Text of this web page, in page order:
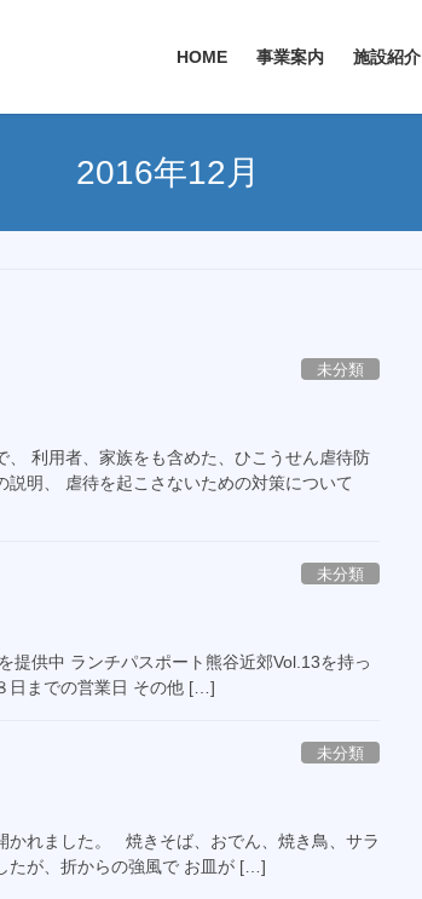
HOME 事業案内 施設紹介
2016年12月
未分類
利用者、家族をも含めた、ひこうせん虐待防
明、 虐待を起こさないための対策について
未分類
提供中 ランチパスポート熊谷近郊Vol.13を持っ
日までの営業日 その他 […]
未分類
れました。 焼きそば、おでん、焼き鳥、サラ
たが、折からの強風で お皿が […]